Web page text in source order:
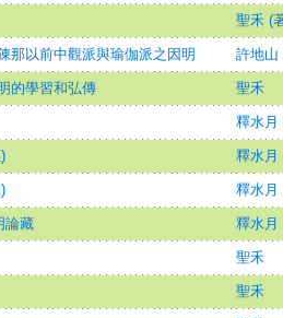
聖禾 (
那以前中觀派與瑜伽派之因明 許地山
的學習和弘傳 聖禾
釋水月
釋水月
釋水月
論藏 釋水月
聖禾
聖禾